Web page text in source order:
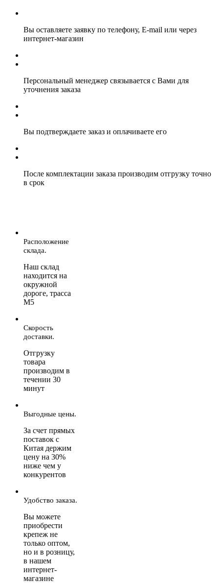
Вы оставляете заявку по телефону, E-mail или через
интернет-магазин
Персональный менеджер связывается с Вами для
уточнения заказа
Вы подтверждаете заказ и оплачиваете его
После комплектации заказа производим отгрузку точно
в срок
Расположение
склада.
Наш склад
находится на
окружной
дороге, трасса
М5
Скорость
доставки.
Отгрузку
товара
производим в
течении 30
минут
Выгодные цены.
За счет прямых
поставок с
Китая держим
цену на 30%
ниже чем у
конкурентов
Удобство заказа.
Вы можете
приобрести
крепеж не
только оптом,
но и в розницу,
в нашем
интернет-
магазине